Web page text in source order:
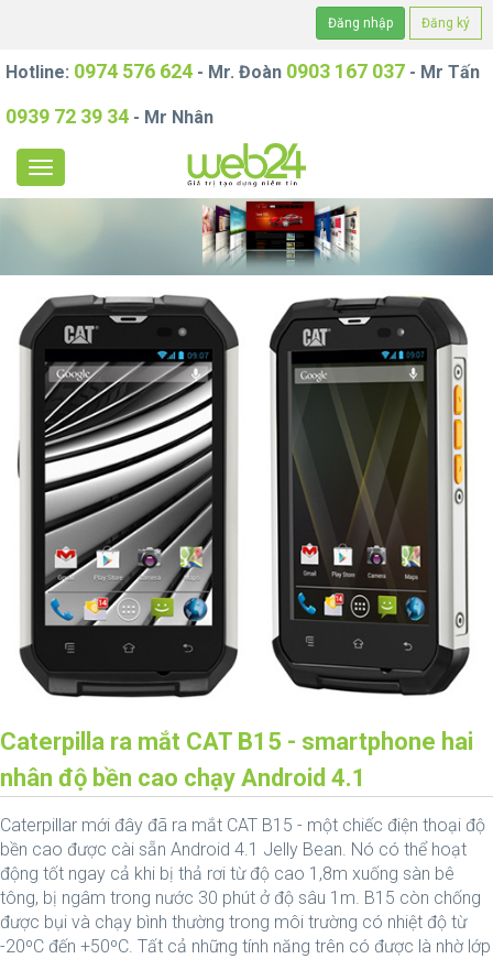
Đăng nhập Đăng ký
Hotline: 0974 576 624 - Mr. Đoàn 0903 167 037 - Mr Tấn
0939 72 39 34 - Mr Nhân
Caterpilla ra mắt CAT B15 - smartphone hai
nhân độ bền cao chạy Android 4.1
Caterpillar mới đây đã ra mắt CAT B15 - một chiếc điện thoại độ
bền cao được cài sẵn Android 4.1 Jelly Bean. Nó có thể hoạt
động tốt ngay cả khi bị thả rơi từ độ cao 1,8m xuống sàn bê
tông, bị ngâm trong nước 30 phút ở độ sâu 1m. B15 còn chống
được bụi và chạy bình thường trong môi trường có nhiệt độ từ
-20ºC đến +50ºC. Tất cả những tính năng trên có được là nhờ lớp